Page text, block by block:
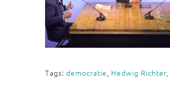
Tags: democratie, Hedwig Richter,